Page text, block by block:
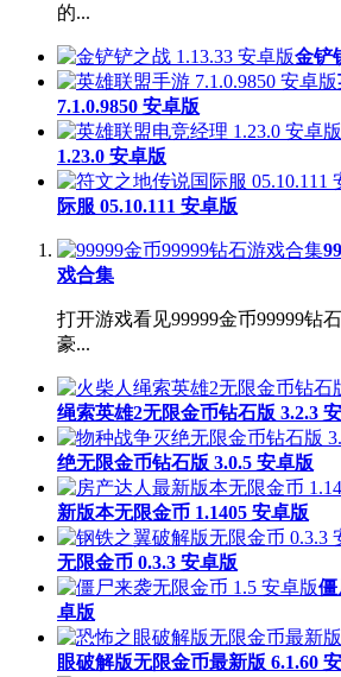
的...
金铲
7.1.0.9850 安卓版
1.23.0 安卓版
际服 05.10.111 安卓版
戏合集
打开游戏看见99999金币99999钻
豪...
绳索英雄2无限金币钻石版 3.2.3
绝无限金币钻石版 3.0.5 安卓版
新版本无限金币 1.1405 安卓版
无限金币 0.3.3 安卓版
僵
卓版
眼破解版无限金币最新版 6.1.60